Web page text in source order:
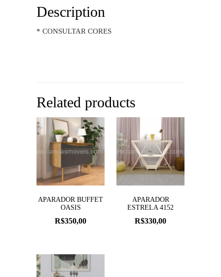
Description
* CONSULTAR CORES
Related products
APARADOR BUFFET
OASIS
R$350,00
APARADOR
ESTRELA 4152
R$330,00